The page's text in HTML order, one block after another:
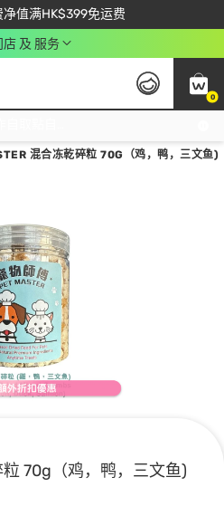
值满HK$399免运费
钱会员尽享独家优惠
输入 NEWAPP 即减$50
店 及 服务
0
混合冻乾碎粒 70G（鸡，鸭，三文鱼)
70g（鸡，鸭，三文鱼)